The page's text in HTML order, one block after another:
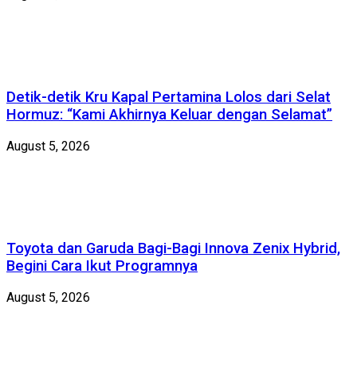
Detik-detik Kru Kapal Pertamina Lolos dari Selat
Hormuz: “Kami Akhirnya Keluar dengan Selamat”
August 5, 2026
Toyota dan Garuda Bagi-Bagi Innova Zenix Hybrid,
Begini Cara Ikut Programnya
August 5, 2026